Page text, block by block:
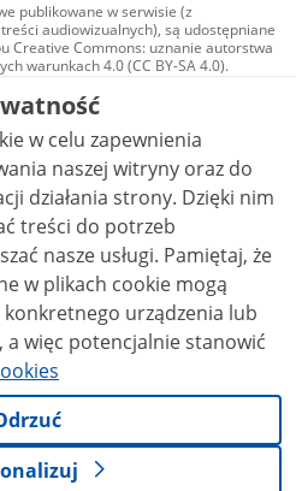
publikowane w serwisie (z
audiowizualnych), są udostępniane
Creative Commons: uznanie autorstwa
warunkach 4.0 (CC BY-SA 4.0).
w tym zdjęcia, materiały
udostępniane na licencji typu
uznanie autorstwa użycie
- bez utworów zależnych 4.0 (CC BY-
ile nie jest to stwierdzone inaczej.
w celu zapewnienia
naszej witryny oraz do
strony. Dzięki nim
treści do potrzeb
usługi. Pamiętaj, że
w plikach cookie mogą
urządzenia lub
więc potencjalnie stanowić